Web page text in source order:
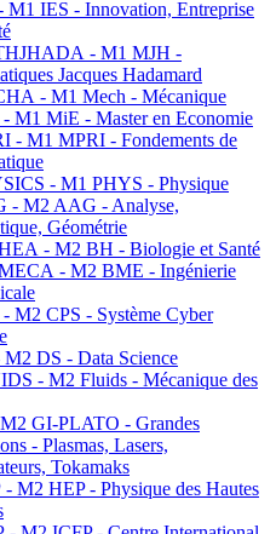
M1 IES - Innovation, Entreprise
- M1 MJH -
Jacques Hadamard
- M1 Mech - Mécanique
M1 MiE - Master en Economie
- M1 MPRI - Fondements de
- M1 PHYS - Physique
- M2 AAG - Analyse,
Géométrie
- M2 BH - Biologie et Santé
- M2 BME - Ingénierie
M2 CPS - Système Cyber
DS - Data Science
- M2 Fluids - Mécanique des
GI-PLATO - Grandes
- Plasmas, Lasers,
Tokamaks
M2 HEP - Physique des Hautes